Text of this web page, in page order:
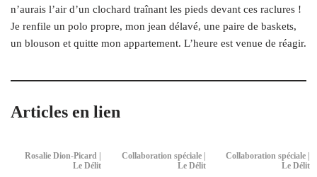
n’aurais l’air d’un clochard traînant les pieds devant ces raclures !
Je renfile un polo propre, mon jean délavé, une paire de baskets,
un blouson et quitte mon appartement. L’heure est venue de réagir.
Articles en lien
Rosalie Dion-Picard |
Le Délit
Collaboration spéciale |
Le Délit
Collaboration spéciale |
Le Délit